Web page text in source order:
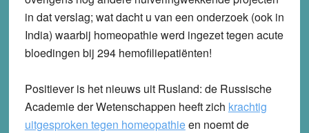
in dat verslag; wat dacht u van een onderzoek (ook in
India) waarbij homeopathie werd ingezet tegen acute
bloedingen bij 294 hemofiliepatiënten!
Positiever is het nieuws uit Rusland: de Russische
Academie der Wetenschappen heeft zich krachtig
uitgesproken tegen homeopathieen noemt de